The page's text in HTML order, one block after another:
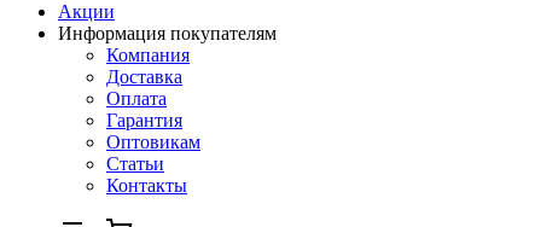
Акции
Информация покупателям
Компания
Доставка
Оплата
Гарантия
Оптовикам
Статьи
Контакты